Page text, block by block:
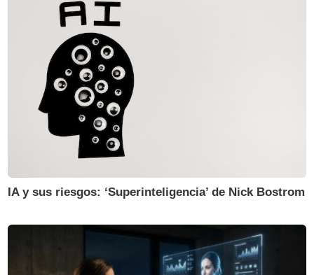
IA y sus riesgos: ‘Superinteligencia’ de Nick Bostrom